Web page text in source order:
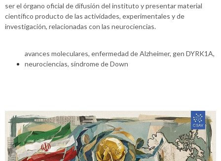
ser el órgano oficial de difusión del instituto y presentar material
científico producto de las actividades, experimentales y de
investigación, relacionadas con las neurociencias.
avances moleculares, enfermedad de Alzheimer, gen DYRK1A,
neurociencias, síndrome de Down